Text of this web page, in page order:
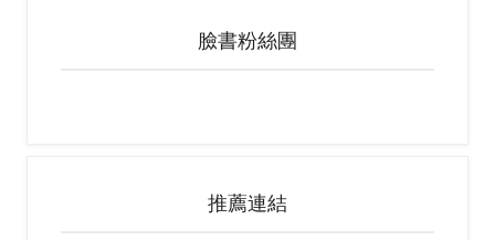
臉書粉絲團
推薦連結